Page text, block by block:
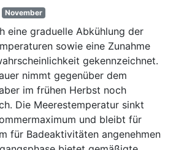
November
eine graduelle Abkühlung der
sowie eine Zunahme
gekennzeichnet.
nimmt gegenüber dem
im frühen Herbst noch
Die Meerestemperatur sinkt
und bleibt für
für Badeaktivitäten angenehmen